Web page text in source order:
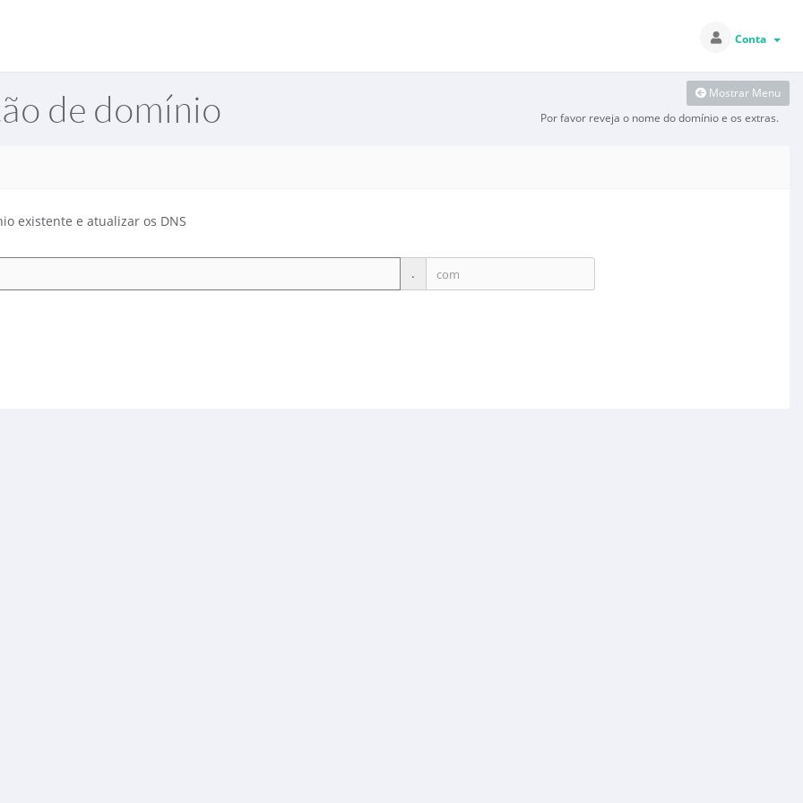
Conta
Mostrar Menu
de domínio Por favor reveja o nome do domínio e os extras.
existente e atualizar os DNS
.